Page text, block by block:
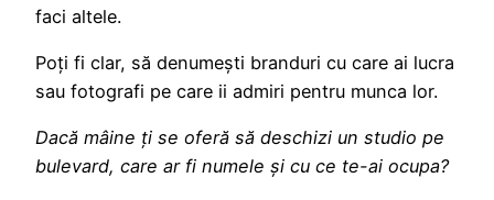
faci altele.
Poți fi clar, să denumești branduri cu care ai lucra
sau fotografi pe care ii admiri pentru munca lor.
Dacă mâine ți se oferă să deschizi un studio pe
bulevard, care ar fi numele și cu ce te-ai ocupa?